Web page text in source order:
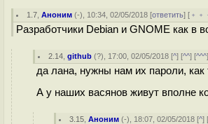
1.7 ,Аноним (-), 10:34, 02/05/2018 [ответить] [
Разработчики Debian и GNOME как в
2.14 ,github (?), 17:00, 02/05/2018 [^] [^^] [^^^
да лана, нужны нам их пароли, как
А у наших васянов живут вполне
3.15 ,Аноним (-), 18:07, 02/05/2018 [^]